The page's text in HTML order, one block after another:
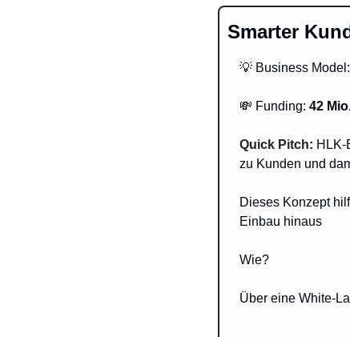
Smarter
💡 Business Model:
💸 Funding: 42
Quick Pitch: HLK-
zu Kunden und
Dieses Konzept
Einbau hinaus
Wie?
Über eine White-